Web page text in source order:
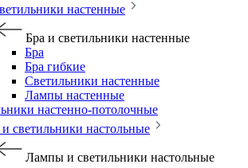
настенные
Бра и светильники настенные
Бра
Бра гибкие
Светильники настенные
Лампы настенные
настенно-потолочные
светильники настольные
Лампы и светильники настольные